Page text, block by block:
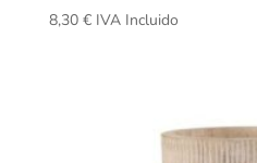
8,30 € IVA Incluido